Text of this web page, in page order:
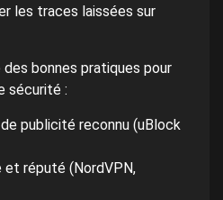
les traces laissées sur
bonnes pratiques pour
sécurité :
publicité reconnu (uBlock
et réputé (NordVPN,